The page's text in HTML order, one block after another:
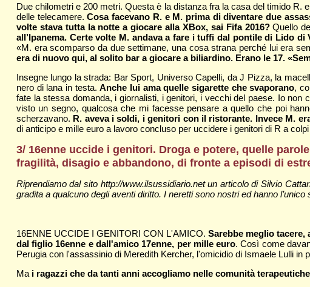
Due chilometri e 200 metri. Questa è la distanza fra la casa del timido R.
delle telecamere.Cosa facevano R. e M. prima di diventare due
volte stava tutta la notte a giocare alla XBox, sai Fifa 2016?Quello
all’Ipanema. Certe volte M. andava a fare i tuffi dal pontile di Lido di
«M. era scomparso da due settimane, una cosa strana perché lui era
era di nuovo qui, al solito bar a giocare a biliardino. Erano le 17.
Insegne lungo la strada: Bar Sport, Universo Capelli, da J Pizza, la
nero di lana in testa.Anche lui ama quelle sigarette che svaporano,
fate la stessa domanda, i giornalisti, i genitori, i vecchi del paese. Io
visto un segno, qualcosa che mi facesse pensare a quello che poi
scherzavano. R. aveva i soldi, i genitori con il ristorante. Invece M.
di anticipo e mille euro a lavoro concluso per uccidere i genitori di R a
3/ 16enne uccide i genitori. Droga e potere, quelle
fragilità, disagio e abbandono, di fronte a episodi di
Riprendiamo dal sito http://www.ilsussidiario.net un articolo di Silvio
gradita a qualcuno degli aventi diritto. I neretti sono nostri ed hanno
16ENNE UCCIDE I GENITORI CON L'AMICO. Sarebbe meglio
dal figlio 16enne e dall'amico 17enne, per mille euro. Così come
Perugia con l'assassinio di Meredith Kercher, l'omicidio di Ismaele Lulli in
Ma i ragazzi che da tanti anni accogliamo nelle comunità